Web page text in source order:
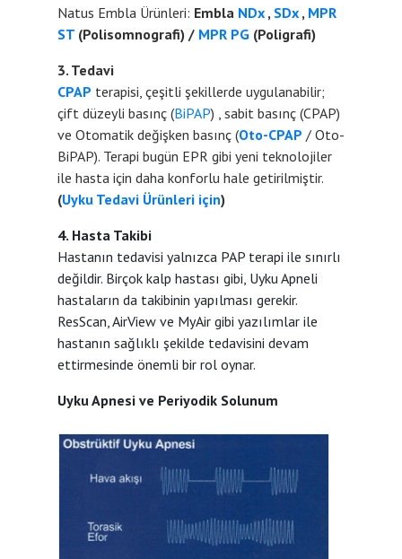
Natus Embla Ürünleri: Embla NDx , SDx , MPR
ST (Polisomnografi) / MPR PG (Poligrafi)
3. Tedavi
CPAP terapisi, çeşitli şekillerde uygulanabilir;
çift düzeyli basınç (BiPAP) , sabit basınç (CPAP)
ve Otomatik değişken basınç (Oto-CPAP / Oto-
BiPAP). Terapi bugün EPR gibi yeni teknolojiler
ile hasta için daha konforlu hale getirilmiştir.
(Uyku Tedavi Ürünleri için)
4. Hasta Takibi
Hastanın tedavisi yalnızca PAP terapi ile sınırlı
değildir. Birçok kalp hastası gibi, Uyku Apneli
hastaların da takibinin yapılması gerekir.
ResScan, AirView ve MyAir gibi yazılımlar ile
hastanın sağlıklı şekilde tedavisini devam
ettirmesinde önemli bir rol oynar.
Uyku Apnesi ve Periyodik Solunum